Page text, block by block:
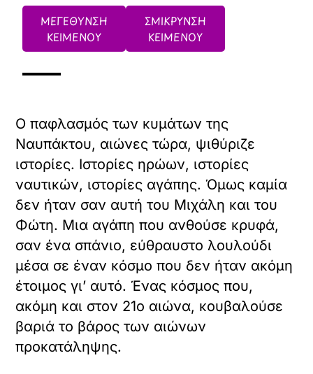
ΜΕΓΕΘΥΝΣΗ
ΚΕΙΜΕΝΟΥ
ΣΜΙΚΡΥΝΣΗ
ΚΕΙΜΕΝΟΥ
Ο παφλασμός των κυμάτων της
Ναυπάκτου, αιώνες τώρα, ψιθύριζε
ιστορίες. Ιστορίες ηρώων, ιστορίες
ναυτικών, ιστορίες αγάπης. Όμως καμία
δεν ήταν σαν αυτή του Μιχάλη και του
Φώτη. Μια αγάπη που ανθούσε κρυφά,
σαν ένα σπάνιο, εύθραυστο λουλούδι
μέσα σε έναν κόσμο που δεν ήταν ακόμη
έτοιμος γι’ αυτό. Ένας κόσμος που,
ακόμη και στον 21ο αιώνα, κουβαλούσε
βαριά το βάρος των αιώνων
προκατάληψης.